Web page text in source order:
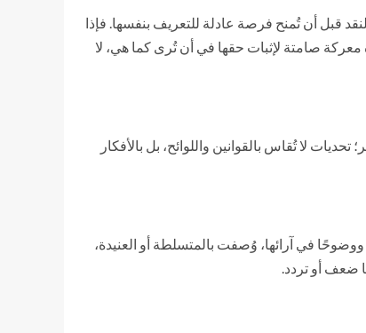
قبل أن تُمنح فرصة عادلة للتعريف بنفسها. فإذا
معركة صامتة لإثبات حقها في أن تُرى كما هي، لا
لا تُقاس بالقوانين واللوائح، بل بالأفكار
في آرائها، وُصفت بالمتسلطة أو العنيدة،
ضعف أو تردد.